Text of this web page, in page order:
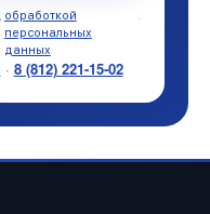
обработкой
персональных
данных
.
· 8 (812) 221-15-02